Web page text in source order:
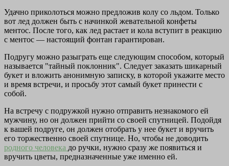
Удачно приколоться можно предложив колу со льдом. Только
вот лед должен быть с начинкой жевательной конфеты
ментос. После того, как лед растает и кола вступит в реакцию
с ментос — настоящий фонтан гарантирован.
Подругу можно разыграть еще следующим способом, который
называется "тайный поклонник". Следует заказать шикарный
букет и вложить анонимную записку, в которой укажите место
и время встречи, и просьбу этот самый букет принести с
собой.
На встречу с подружкой нужно отправить незнакомого ей
мужчину, но он должен прийти со своей спутницей. Подойдя
к вашей подруге, он должен отобрать у нее букет и вручить
его торжественно своей спутнице. Но, чтобы не доводить
родного человека до ручки, нужно сразу же появиться и
вручить цветы, предназначенные уже именно ей.